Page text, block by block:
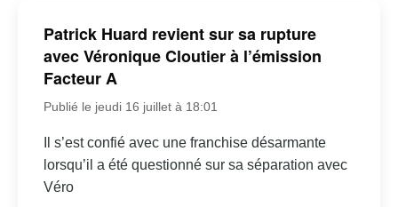
Patrick Huard revient sur sa rupture
avec Véronique Cloutier à l’émission
Facteur A
Publié le jeudi 16 juillet à 18:01
Il s’est confié avec une franchise désarmante
lorsqu’il a été questionné sur sa séparation avec
Véro